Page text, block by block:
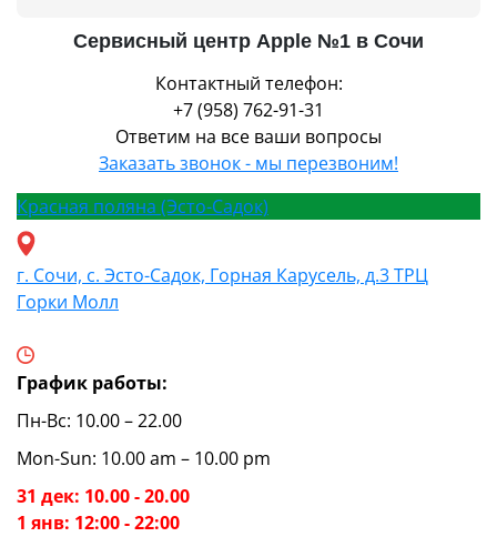
Сервисный центр Apple №1 в Сочи
Контактный телефон:
+7 (958) 762-91-31
Ответим на все ваши вопросы
Заказать звонок - мы перезвоним!
Красная поляна (Эсто-Садок)
г. Сочи, с. Эсто-Садок, Горная Карусель, д.3 ТРЦ
Горки Молл
График работы:
Пн-Вс: 10.00 – 22.00
Mon-Sun: 10.00 am – 10.00 pm
31 дек: 10.00 - 20.00
1 янв: 12:00 - 22:00